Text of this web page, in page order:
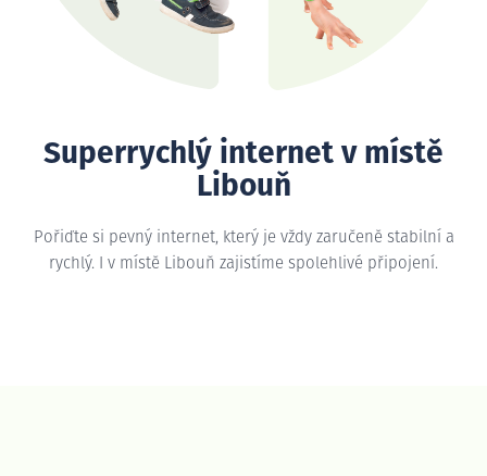
Superrychlý internet v místě
Libouň
Pořiďte si pevný internet, který je vždy zaručeně stabilní a
rychlý. I v místě Libouň zajistíme spolehlivé připojení.